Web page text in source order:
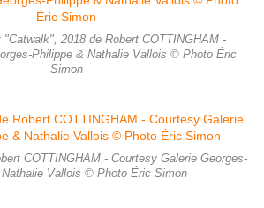
"Catwalk", 2018 de Robert COTTINGHAM -
Philippe & Nathalie Vallois © Photo Éric
Simon
COTTINGHAM - Courtesy Galerie Georges-
Vallois © Photo Éric Simon